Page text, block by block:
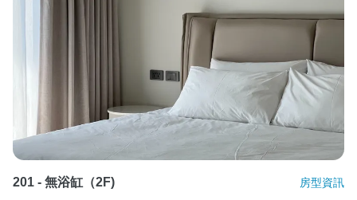
201 - 無浴缸（2F) 房型資訊